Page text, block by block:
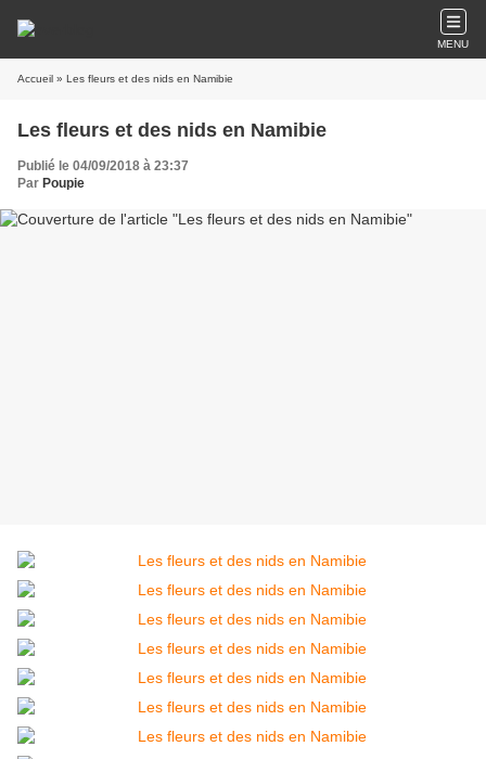
MENU
Accueil » Les fleurs et des nids en Namibie
Les fleurs et des nids en Namibie
Publié le 04/09/2018 à 23:37
Par Poupie